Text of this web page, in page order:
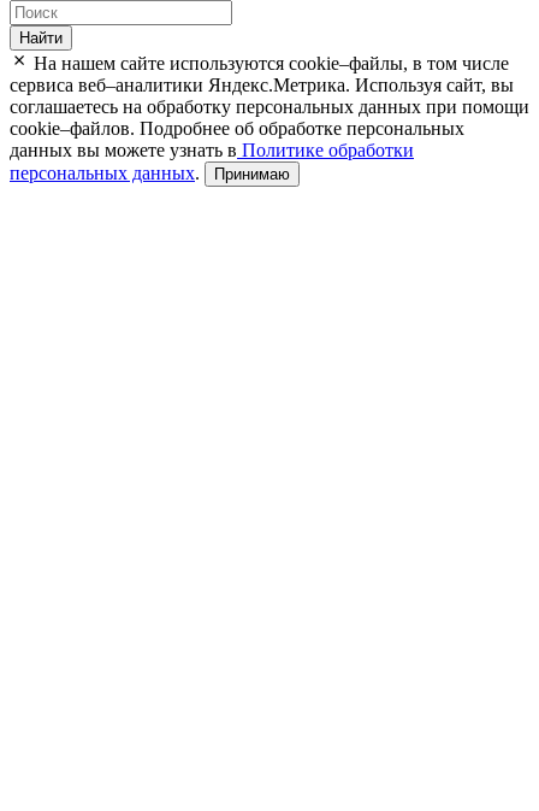
Найти
На нашем сайте используются cookie–файлы, в том числе
сервиса веб–аналитики Яндекс.Метрика. Используя сайт, вы
соглашаетесь на обработку персональных данных при помощи
cookie–файлов. Подробнее об обработке персональных
данных вы можете узнать в Политике обработки
персональных данных. Принимаю